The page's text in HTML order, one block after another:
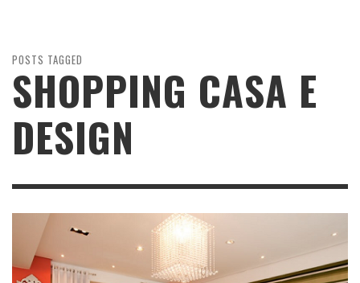
POSTS TAGGED
SHOPPING CASA E
DESIGN